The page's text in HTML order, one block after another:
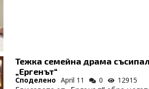
Тежка семейна драма
„Ергенът“
Споделено April 11 0 12915